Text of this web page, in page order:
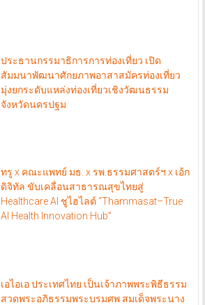
ประธานกรรมาธิการการท่องเที่ยว เปิด
สัมมนาพัฒนาศักยภาพอาสาสมัครท่องเที่ยว
มุ่งยกระดับแหล่งท่องเที่ยวเชิงวัฒนธรรม
จังหวัดนครปฐม
ทรู x คณะแพทย์ มธ. x รพ.ธรรมศาสตร์ฯ x เอ้ก
ดิจิทัล ขับเคลื่อนสาธารณสุขไทยสู่
Healthcare AI ชูไฮไลต์ “Thammasat–True
AI Health Innovation Hub”
เอไอเอ ประเทศไทย เป็นเจ้าภาพพระพิธีธรรม
สวดพระอภิธรรมพระบรมศพ สมเด็จพระนาง